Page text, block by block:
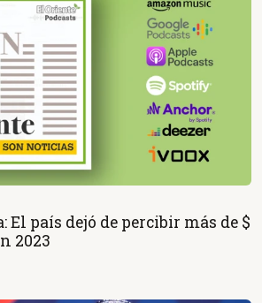
El país dejó de percibir más de $
2023